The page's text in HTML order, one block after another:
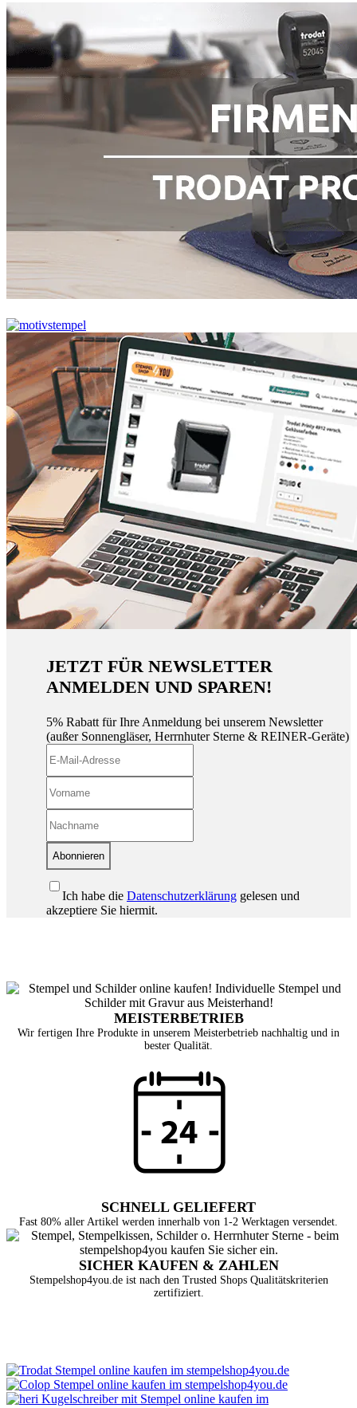
JETZT FÜR NEWSLETTER
ANMELDEN UND SPAREN!
5% Rabatt für Ihre Anmeldung bei unserem Newsletter
(außer Sonnengläser, Herrnhuter Sterne & REINER-Geräte)
Abonnieren
Ich habe die Datenschutzerklärung gelesen und
akzeptiere Sie hiermit.
MEISTERBETRIEB
Wir fertigen Ihre Produkte in unserem Meisterbetrieb nachhaltig und in
bester Qualität.
SCHNELL GELIEFERT
Fast 80% aller Artikel werden innerhalb von 1-2 Werktagen versendet.
SICHER KAUFEN & ZAHLEN
Stempelshop4you.de ist nach den Trusted Shops Qualitätskriterien
zertifiziert.